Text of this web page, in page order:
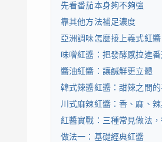
先看番茄本身夠不夠強
靠其他方法補足濃度
亞洲調味怎麼接上義式紅
味噌紅醬：把發酵感拉進
醬油紅醬：讓鹹鮮更立體
韓式辣醬紅醬：甜辣之間
川式麻辣紅醬：香、麻、
紅醬實戰：三種常見做法
做法一：基礎經典紅醬